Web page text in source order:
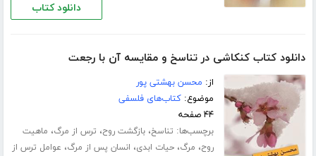
دانلود کتاب
دانلود کتاب کنکاشی در تناسخ و مقایسه آن با رجعت
از: محسن بهشتی پور
موضوع:کتاب‌های فلسفی
۴۴ صفحه
برچسب‌ها: تناسخ،بازگشت روح، ترس از مرگ، ماهیت
روح، مرگ،حیات ابدی، انسان پس از مرگ، عوامل ترس از